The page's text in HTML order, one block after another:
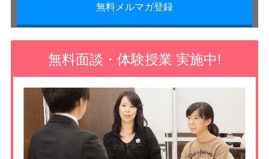
無料メルマガ登録
無料面談・体験授業 実施中!